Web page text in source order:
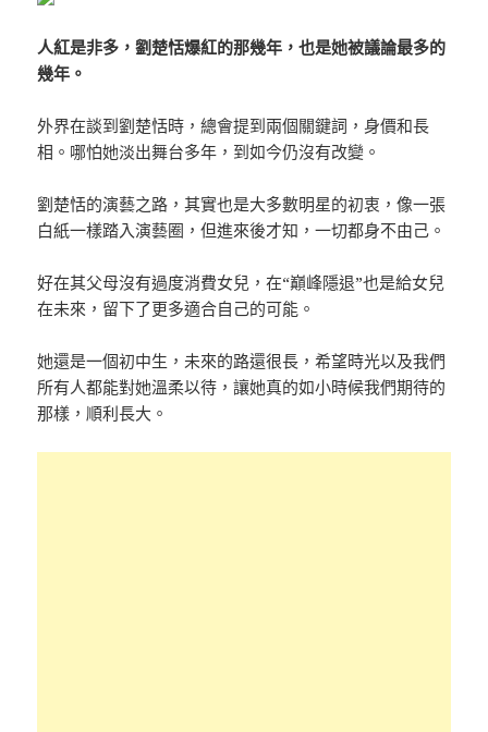
人紅是非多，劉楚恬爆紅的那幾年，也是她被議論最多的
幾年。
外界在談到劉楚恬時，總會提到兩個關鍵詞，身價和長
相。哪怕她淡出舞台多年，到如今仍沒有改變。
劉楚恬的演藝之路，其實也是大多數明星的初衷，像一張
白紙一樣踏入演藝圈，但進來後才知，一切都身不由己。
好在其父母沒有過度消費女兒，在“巔峰隱退”也是給女兒
在未來，留下了更多適合自己的可能。
她還是一個初中生，未來的路還很長，希望時光以及我們
所有人都能對她溫柔以待，讓她真的如小時候我們期待的
那樣，順利長大。